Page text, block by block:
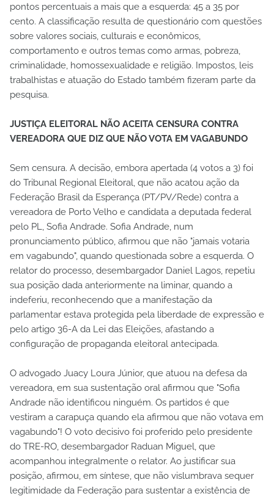
pontos percentuais a mais que a esquerda: 45 a 35 por
cento. A classificação resulta de questionário com questões
sobre valores sociais, culturais e econômicos,
comportamento e outros temas como armas, pobreza,
criminalidade, homossexualidade e religião. Impostos, leis
trabalhistas e atuação do Estado também fizeram parte da
pesquisa.
JUSTIÇA ELEITORAL NÃO ACEITA CENSURA CONTRA
VEREADORA QUE DIZ QUE NÃO VOTA EM VAGABUNDO
Sem censura. A decisão, embora apertada (4 votos a 3) foi
do Tribunal Regional Eleitoral, que não acatou ação da
Federação Brasil da Esperança (PT/PV/Rede) contra a
vereadora de Porto Velho e candidata a deputada federal
pelo PL, Sofia Andrade. Sofia Andrade, num
pronunciamento público, afirmou que não "jamais votaria
em vagabundo", quando questionada sobre a esquerda. O
relator do processo, desembargador Daniel Lagos, repetiu
sua posição dada anteriormente na liminar, quando a
indeferiu, reconhecendo que a manifestação da
parlamentar estava protegida pela liberdade de expressão e
pelo artigo 36-A da Lei das Eleições, afastando a
configuração de propaganda eleitoral antecipada.
O advogado Juacy Loura Júnior, que atuou na defesa da
vereadora, em sua sustentação oral afirmou que "Sofia
Andrade não identificou ninguém. Os partidos é que
vestiram a carapuça quando ela afirmou que não votava em
vagabundo"! O voto decisivo foi proferido pelo presidente
do TRE-RO, desembargador Raduan Miguel, que
acompanhou integralmente o relator. Ao justificar sua
posição, afirmou, em síntese, que não vislumbrava sequer
legitimidade da Federação para sustentar a existência de